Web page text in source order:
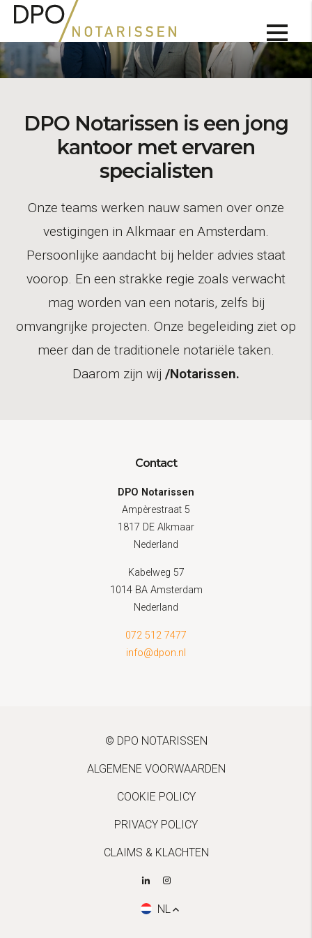
DPO Notarissen is een jong
kantoor met ervaren
specialisten
Onze teams werken nauw samen over onze
vestigingen in Alkmaar en Amsterdam.
Persoonlijke aandacht bij helder advies staat
voorop. En een strakke regie zoals verwacht
mag worden van een notaris, zelfs bij
omvangrijke projecten. Onze begeleiding ziet op
meer dan de traditionele notariële taken.
Daarom zijn wij /Notarissen.
Contact
DPO Notarissen
Ampèrestraat 5
1817 DE Alkmaar
Nederland
Kabelweg 57
1014 BA Amsterdam
Nederland
072 512 7477
info@dpon.nl
© DPO NOTARISSEN
ALGEMENE VOORWAARDEN
COOKIE POLICY
PRIVACY POLICY
CLAIMS & KLACHTEN
NL